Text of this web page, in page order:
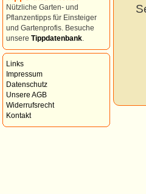
Nützliche Garten- und
Pflanzentipps für Einsteiger
und Gartenprofis. Besuche
unsere Tippdatenbank
Links
Impressum
Datenschutz
Unsere AGB
Widerrufsrecht
Kontakt